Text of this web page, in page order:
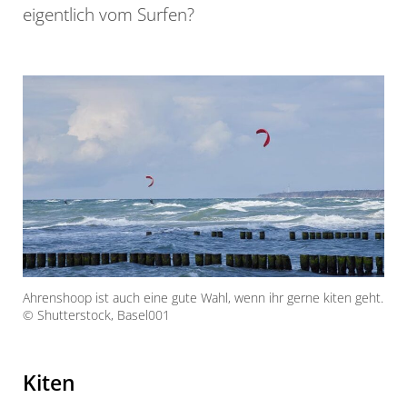
eigentlich vom Surfen?
Ahrenshoop ist auch eine gute Wahl, wenn ihr gerne kiten geht.
© Shutterstock, Basel001
Kiten